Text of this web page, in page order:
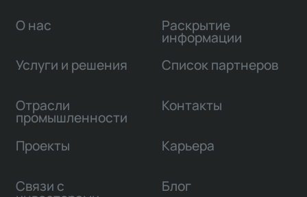
О нас
Услуги и решения
Отрасли
промышленности
Проекты
Связи с
Раскрытие
информации
Список партнеров
Контакты
Карьера
Блог